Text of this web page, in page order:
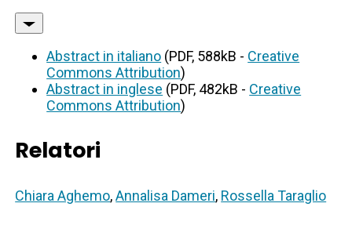
Abstract in italiano (PDF, 588kB - Creative
Commons Attribution)
Abstract in inglese (PDF, 482kB - Creative
Commons Attribution)
Relatori
Chiara Aghemo,Annalisa Dameri, Rossella Taraglio